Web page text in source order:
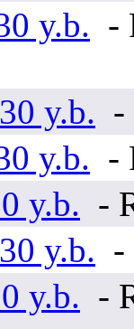
y.b. -
y.b. -
y.b. -
y.b. -
y.b. -
y.b. -